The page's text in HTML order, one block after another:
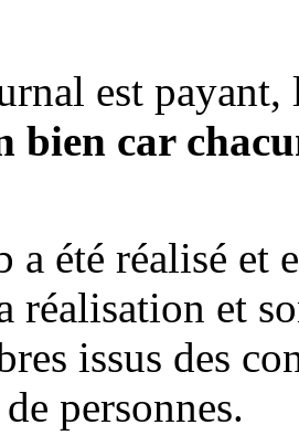
est payant,
bien car
a été réalisé et
réalisation et
issus des
personnes.